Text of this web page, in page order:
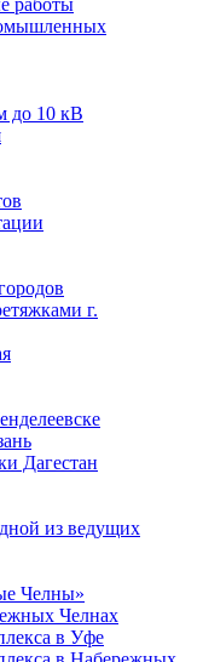
работы
до 10 кВ
г.
Дагестан
из ведущих
Челны»
Челнах
в Уфе